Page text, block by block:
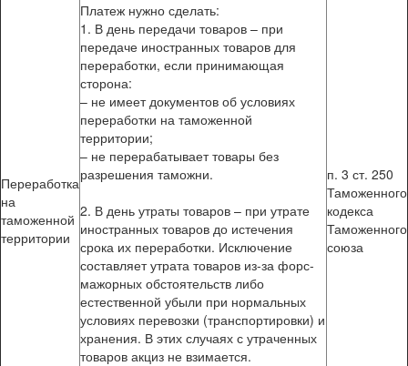
Переработка
на
таможенной
территории
Платеж нужно сделать:
1. В день передачи товаров – при
передаче иностранных товаров для
переработки, если принимающая
сторона:
– не имеет документов об условиях
переработки на таможенной
территории;
– не перерабатывает товары без
разрешения таможни.
2. В день утраты товаров – при утрате
иностранных товаров до истечения
срока их переработки. Исключение
составляет утрата товаров из-за форс-
мажорных обстоятельств либо
естественной убыли при нормальных
условиях перевозки (транспортировки) и
хранения. В этих случаях с утраченных
товаров акциз не взимается.
п. 3 ст. 250
Таможенного
кодекса
Таможенного
союза